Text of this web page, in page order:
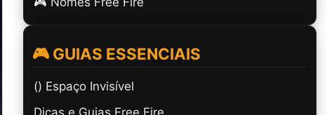
🎮 GUIAS ESSENCIAIS
(ㅤ) Espaço Invisível
Dicas e Guias Free Fire